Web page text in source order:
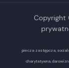
Copyright
piecza zastępcza, social
charytatywna,